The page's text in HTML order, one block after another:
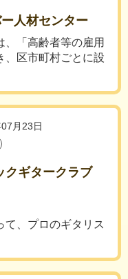
人材センター
、「高齢者等の雇用
、区市町村ごとに設
月23日
クギタークラブ
て、プロのギタリス